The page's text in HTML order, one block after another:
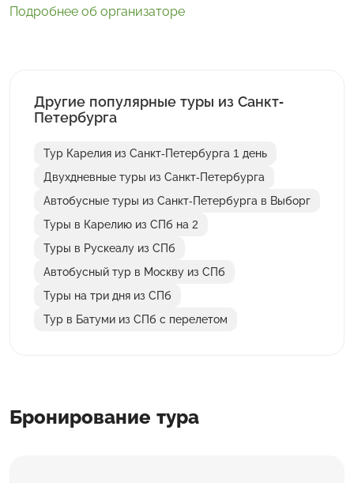
Подробнее об организаторе
Другие популярные туры из Санкт-
Петербурга
Тур Карелия из Санкт-Петербурга 1 день
Двухдневные туры из Санкт-Петербурга
Автобусные туры из Санкт-Петербурга в Выборг
Туры в Карелию из СПб на 2
Туры в Рускеалу из СПб
Автобусный тур в Москву из СПб
Туры на три дня из СПб
Тур в Батуми из СПб с перелетом
Бронирование тура